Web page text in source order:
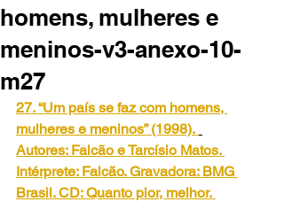
homens, mulheres e
meninos-v3-anexo-10-
m27
27. “Um país se faz com homens,
mulheres e meninos” (1998).
Autores: Falcão e Tarcísio Matos.
Intérprete: Falcão. Gravadora: BMG
Brasil. CD: Quanto pior, melhor.